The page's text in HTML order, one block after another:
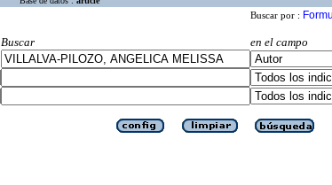
Buscar por :
Buscar
en el campo